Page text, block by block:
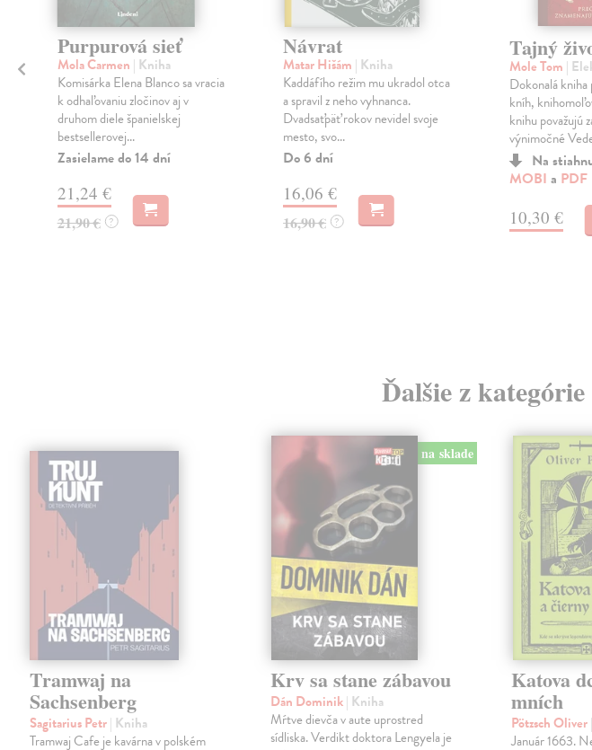
Purpurová sieť
Mola Carmen | Kniha
Komisárka Elena Blanco sa vracia
k odhaľovaniu zločinov aj v
druhom diele španielskej
bestsellerovej...
Zasielame do 14 dní
21,24 €
21,90 € ?
Návrat
Matar Hišám | Kniha
Kaddáfího režim mu ukradol otca
a spravil z neho vyhnanca.
Dvadsaťpäť rokov nevidel svoje
mesto, svo...
Do 6 dní
16,06 €
16,90 € ?
Tajný
Mole Tom |
Dokonalá
kníh,
knihu považujú
výnimočné
Na
MOBI a PDF
10,30 €
Ďalšie z
Tramwaj na
Sachsenberg
Sagitarius Petr| Kniha
Tramwaj Cafe je kavárna v polském
na sklade
Krv sa stane zábavou
Dán Dominik| Kniha
Mŕtve dievča v aute uprostred
sídliska. Verdikt doktora Lengyela je
Katova
mních
Pötzsch Oliver
Január 1663.